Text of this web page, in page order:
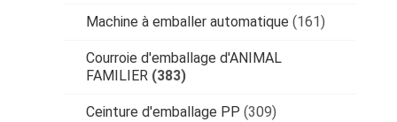
Machine à emballer automatique (161)
Courroie d'emballage d'ANIMAL
FAMILIER (383)
Ceinture d'emballage PP (309)